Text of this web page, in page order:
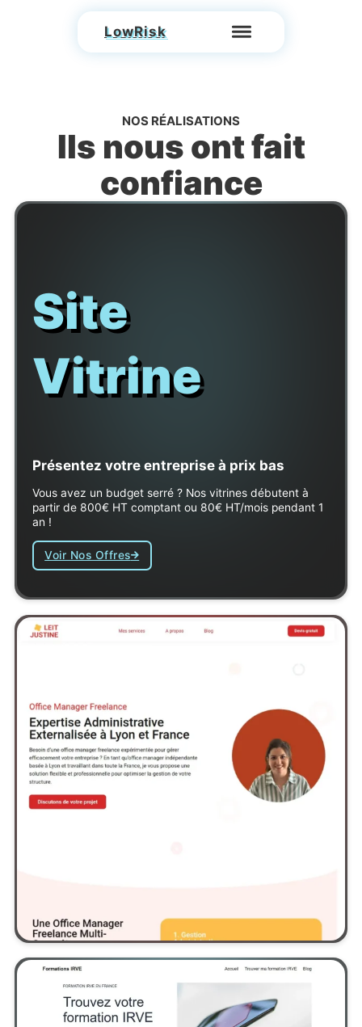
LowRisk
NOS RÉALISATIONS
Ils nous ont fait
confiance
Site
Vitrine
Présentez votre entreprise à prix bas
Vous avez un budget serré ? Nos vitrines débutent à
partir de 800€ HT comptant ou 80€ HT/mois pendant 1
an !
Voir Nos Offres